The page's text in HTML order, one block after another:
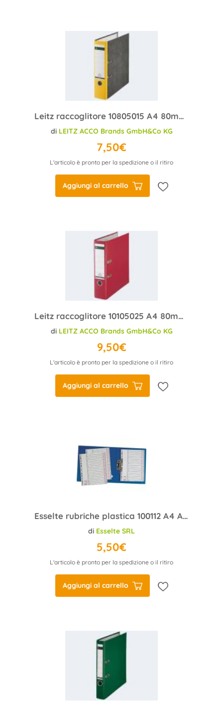
Leitz raccoglitore 10805015 A4 80mm giallo cartone
di LEITZ ACCO Brands GmbH&Co KG
7,50€
L'articolo è pronto per la spedizione o il ritiro
Aggiungi al carrello
Leitz raccoglitore 10105025 A4 80mm plastica rosso
di LEITZ ACCO Brands GmbH&Co KG
9,50€
L'articolo è pronto per la spedizione o il ritiro
Aggiungi al carrello
Esselte rubriche plastica 100112 A4 A-Z
di Esselte SRL
5,50€
L'articolo è pronto per la spedizione o il ritiro
Aggiungi al carrello